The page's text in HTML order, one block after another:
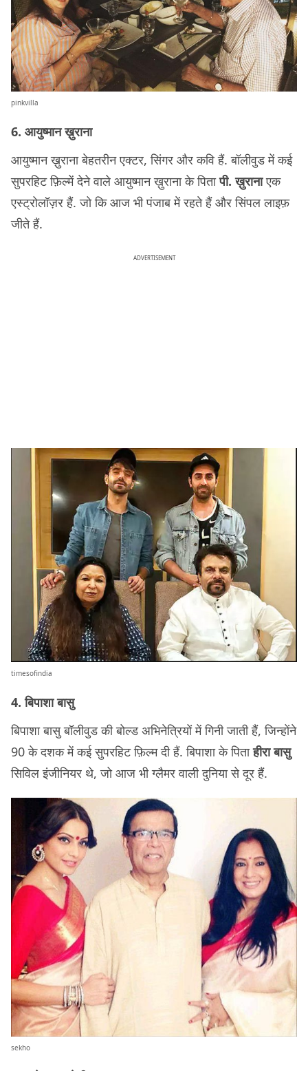
pinkvilla
6. आयुष्मान ख़ुराना
आयुष्मान ख़ुराना बेहतरीन एक्टर, सिंगर और कवि हैं. बॉलीवुड में कई
सुपरहिट फ़िल्में देने वाले आयुष्मान ख़ुराना के पितापी. ख़ुरानाएक
एस्ट्रोलॉज़र हैं. जो कि आज भी पंजाब में रहते हैं और सिंपल लाइफ़
जीते हैं.
ADVERTISEMENT
timesofindia
4. बिपाशा बासु
बिपाशा बासु बॉलीवुड की बोल्ड अभिनेत्रियों में गिनी जाती हैं, जिन्होंने
90 के दशक में कई सुपरहिट फ़िल्म दी हैं. बिपाशा के पिताहीरा बासु
सिविल इंजीनियर थे, जो आज भी ग्लैमर वाली दुनिया से दूर हैं.
sekho